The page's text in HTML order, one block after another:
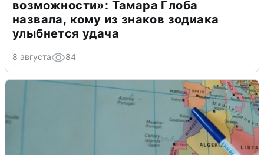
возможности»: Тамара Глоба
назвала, кому из знаков зодиака
улыбнется удача
8 августа 84